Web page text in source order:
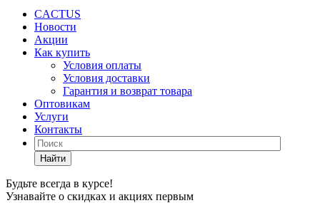
CACTUS
Новости
Акции
Как купить
Условия оплаты
Условия доставки
Гарантия и возврат товара
Оптовикам
Услуги
Контакты
Найти
Будьте всегда в курсе!
Узнавайте о скидках и акциях первым